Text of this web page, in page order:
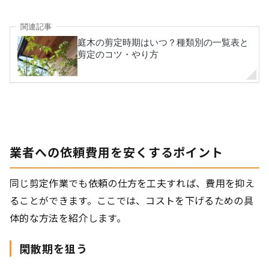
業者への依頼費用を安くするポイント
同じ剪定作業でも依頼の仕方を工夫すれば、費用を抑え
ることができます。ここでは、コストを下げるための具
体的な方法を紹介します。
閑散期を狙う